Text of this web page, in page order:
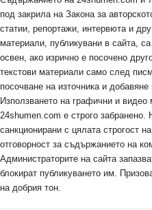
под закрила на Закона за
статии, репортажи, интервюта и
материали, публикувани в сайта,
освен, ако изрично е посочено
текстови материали само след
посочване на източника и
Използването на графични и видео
24shumen.com е строго
санкционирани с цялата строгост
отговорност за съдържанието на
Администраторите на сайта
блокират публикуването им.
на добрия тон.